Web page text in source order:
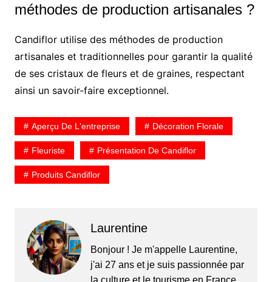
méthodes de production artisanales ?
Candiflor utilise des méthodes de production
artisanales et traditionnelles pour garantir la qualité
de ses cristaux de fleurs et de graines, respectant
ainsi un savoir-faire exceptionnel.
Aperçu De L'entreprise Décoration Florale
Fleuriste Présentation De Candiflor
Produits Candiflor
Laurentine
Bonjour ! Je m'appelle Laurentine,
j'ai 27 ans et je suis passionnée par